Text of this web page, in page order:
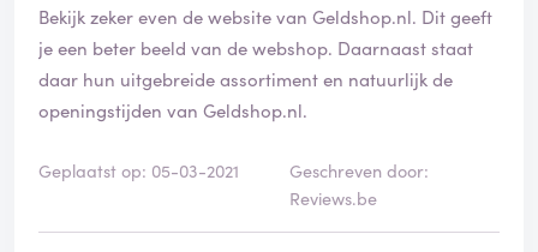
Bekijk zeker even de website van Geldshop.nl. Dit geeft
je een beter beeld van de webshop. Daarnaast staat
daar hun uitgebreide assortiment en natuurlijk de
openingstijden van Geldshop.nl.
Geplaatst op: 05-03-2021
Geschreven door:
Reviews.be